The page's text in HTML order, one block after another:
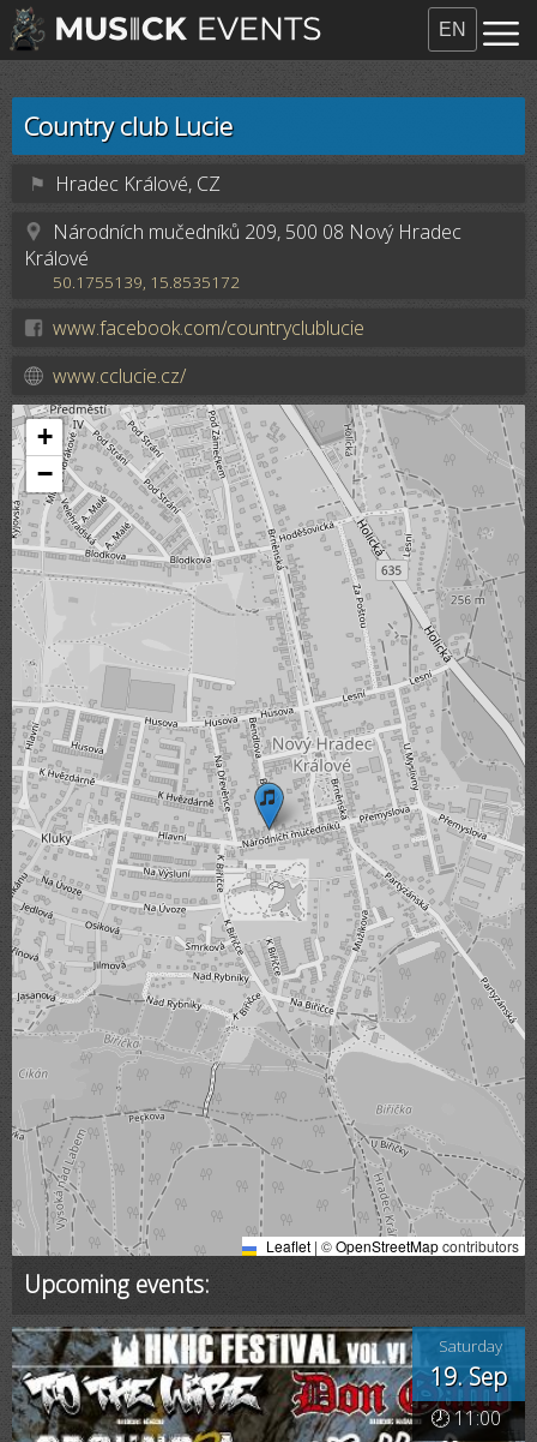
EN
Country club Lucie
⚑ Hradec Králové, CZ
Národních mučedníků 209, 500 08 Nový Hradec
Králové
50.1755139, 15.8535172
www.facebook.com/countryclublucie
www.cclucie.cz/
+
−
Leaflet | ©OpenStreetMapcontributors
Upcoming events:
Saturday
19. Sep
🕗 11:00